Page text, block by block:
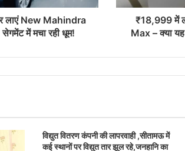
लाएं New Mahindra
में मचा रही धूम!
₹18,999 में
Max – क्या
विद्युत वितरण कंपनी की लापरवाही ,सीतामऊ में
कई स्थानों पर विद्युत तार झूल रहे,जनहानि का